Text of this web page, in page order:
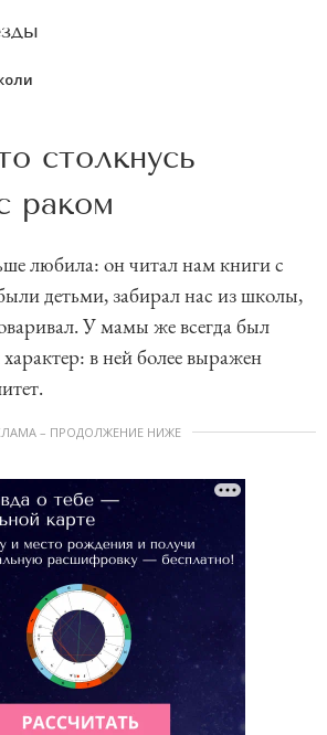
столкнусь
раком
любила: он читал нам книги с
детьми, забирал нас из школы,
У мамы же всегда был
в ней более выражен
– ПРОДОЛЖЕНИЕ НИЖЕ